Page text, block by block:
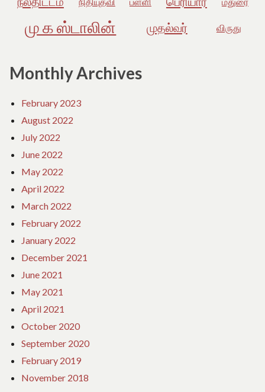
மு க ஸ்டாலின் முதல்வர் விருது
Monthly Archives
February 2023
August 2022
July 2022
June 2022
May 2022
April 2022
March 2022
February 2022
January 2022
December 2021
June 2021
May 2021
April 2021
October 2020
September 2020
February 2019
November 2018